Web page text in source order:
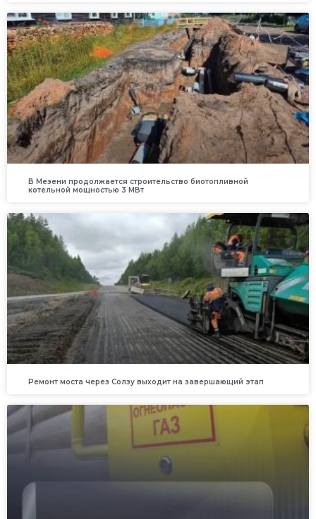
В Мезени продолжается строительство биотопливной
котельной мощностью 3 МВт
Ремонт моста через Солзу выходит на завершающий этап